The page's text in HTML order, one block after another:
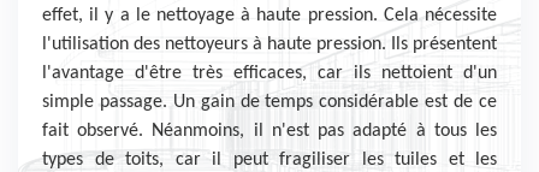
effet, il y a le nettoyage à haute pression. Cela nécessite
l'utilisation des nettoyeurs à haute pression. Ils présentent
l'avantage d'être très efficaces, car ils nettoient d'un
simple passage. Un gain de temps considérable est de ce
fait observé. Néanmoins, il n'est pas adapté à tous les
types de toits, car il peut fragiliser les tuiles et les